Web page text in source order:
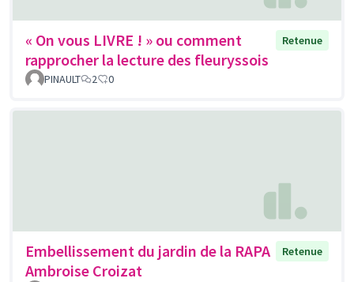
« On vous LIVRE ! » ou comment
rapprocher la lecture des fleuryssois
Retenue
PINAULT 2 0
Embellissement du jardin de la RAPA
Ambroise Croizat
Retenue